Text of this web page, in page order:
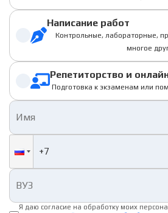
Написание работ
Контрольные, лабораторные,
многое
Репетиторство и
Подготовка к экзаменам или
Я даю согласие на обработку моих